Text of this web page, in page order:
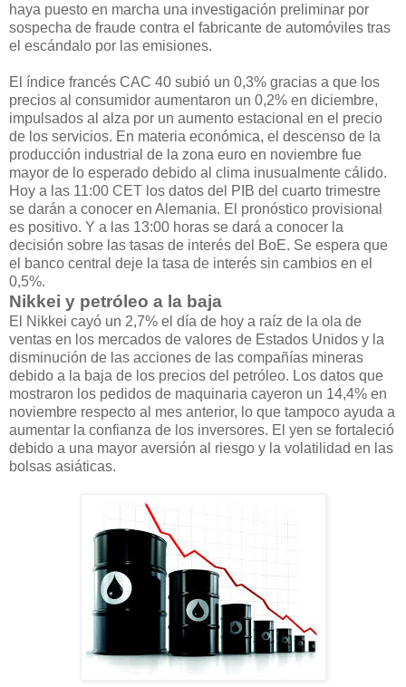
haya puesto en marcha una investigación preliminar por
sospecha de fraude contra el fabricante de automóviles tras
el escándalo por las emisiones.
El índice francés CAC 40 subió un 0,3% gracias a que los
precios al consumidor aumentaron un 0,2% en diciembre,
impulsados ​​al alza por un aumento estacional en el precio
de los servicios. En materia económica, el descenso de la
producción industrial de la zona euro en noviembre fue
mayor de lo esperado debido al clima inusualmente cálido.
Hoy a las 11:00 CET los datos del PIB del cuarto trimestre
se darán a conocer en Alemania. El pronóstico provisional
es positivo. Y a las 13:00 horas se dará a conocer la
decisión sobre las tasas de interés del BoE. Se espera que
el banco central deje la tasa de interés sin cambios en el
0,5%.
Nikkei y petróleo a la baja
El Nikkei cayó un 2,7% el día de hoy a raíz de la ola de
ventas en los mercados de valores de Estados Unidos y la
disminución de las acciones de las compañías mineras
debido a la baja de los precios del petróleo. Los datos que
mostraron los pedidos de maquinaria cayeron un 14,4% en
noviembre respecto al mes anterior, lo que tampoco ayuda a
aumentar la confianza de los inversores. El yen se fortaleció
debido a una mayor aversión al riesgo y la volatilidad en las
bolsas asiáticas.